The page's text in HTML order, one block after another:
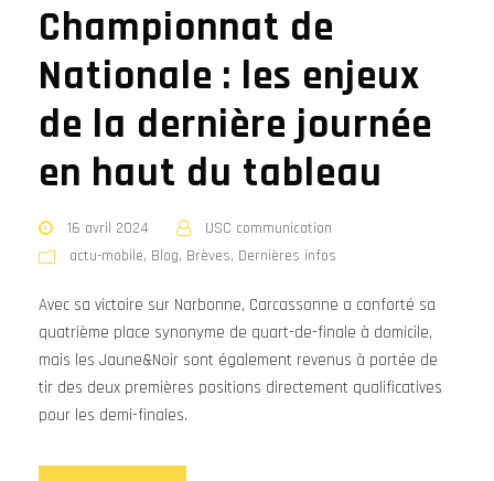
Championnat de
Nationale : les enjeux
de la dernière journée
en haut du tableau
16 avril 2024
USC communication
actu-mobile, Blog, Brèves, Dernières infos
Avec sa victoire sur Narbonne, Carcassonne a conforté sa
quatrième place synonyme de quart-de-finale à domicile,
mais les Jaune&Noir sont également revenus à portée de
tir des deux premières positions directement qualificatives
pour les demi-finales.